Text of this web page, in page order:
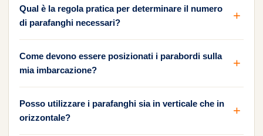
Qual è la regola pratica per determinare il numero
di parafanghi necessari?
Come devono essere posizionati i parabordi sulla
mia imbarcazione?
Posso utilizzare i parafanghi sia in verticale che in
orizzontale?